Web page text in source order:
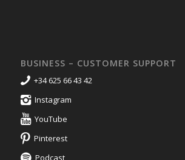
BUSINESS – CUSTOMER SUPPORT
+34 625 66 43 42
Instagram
YouTube
Pinterest
Podcast